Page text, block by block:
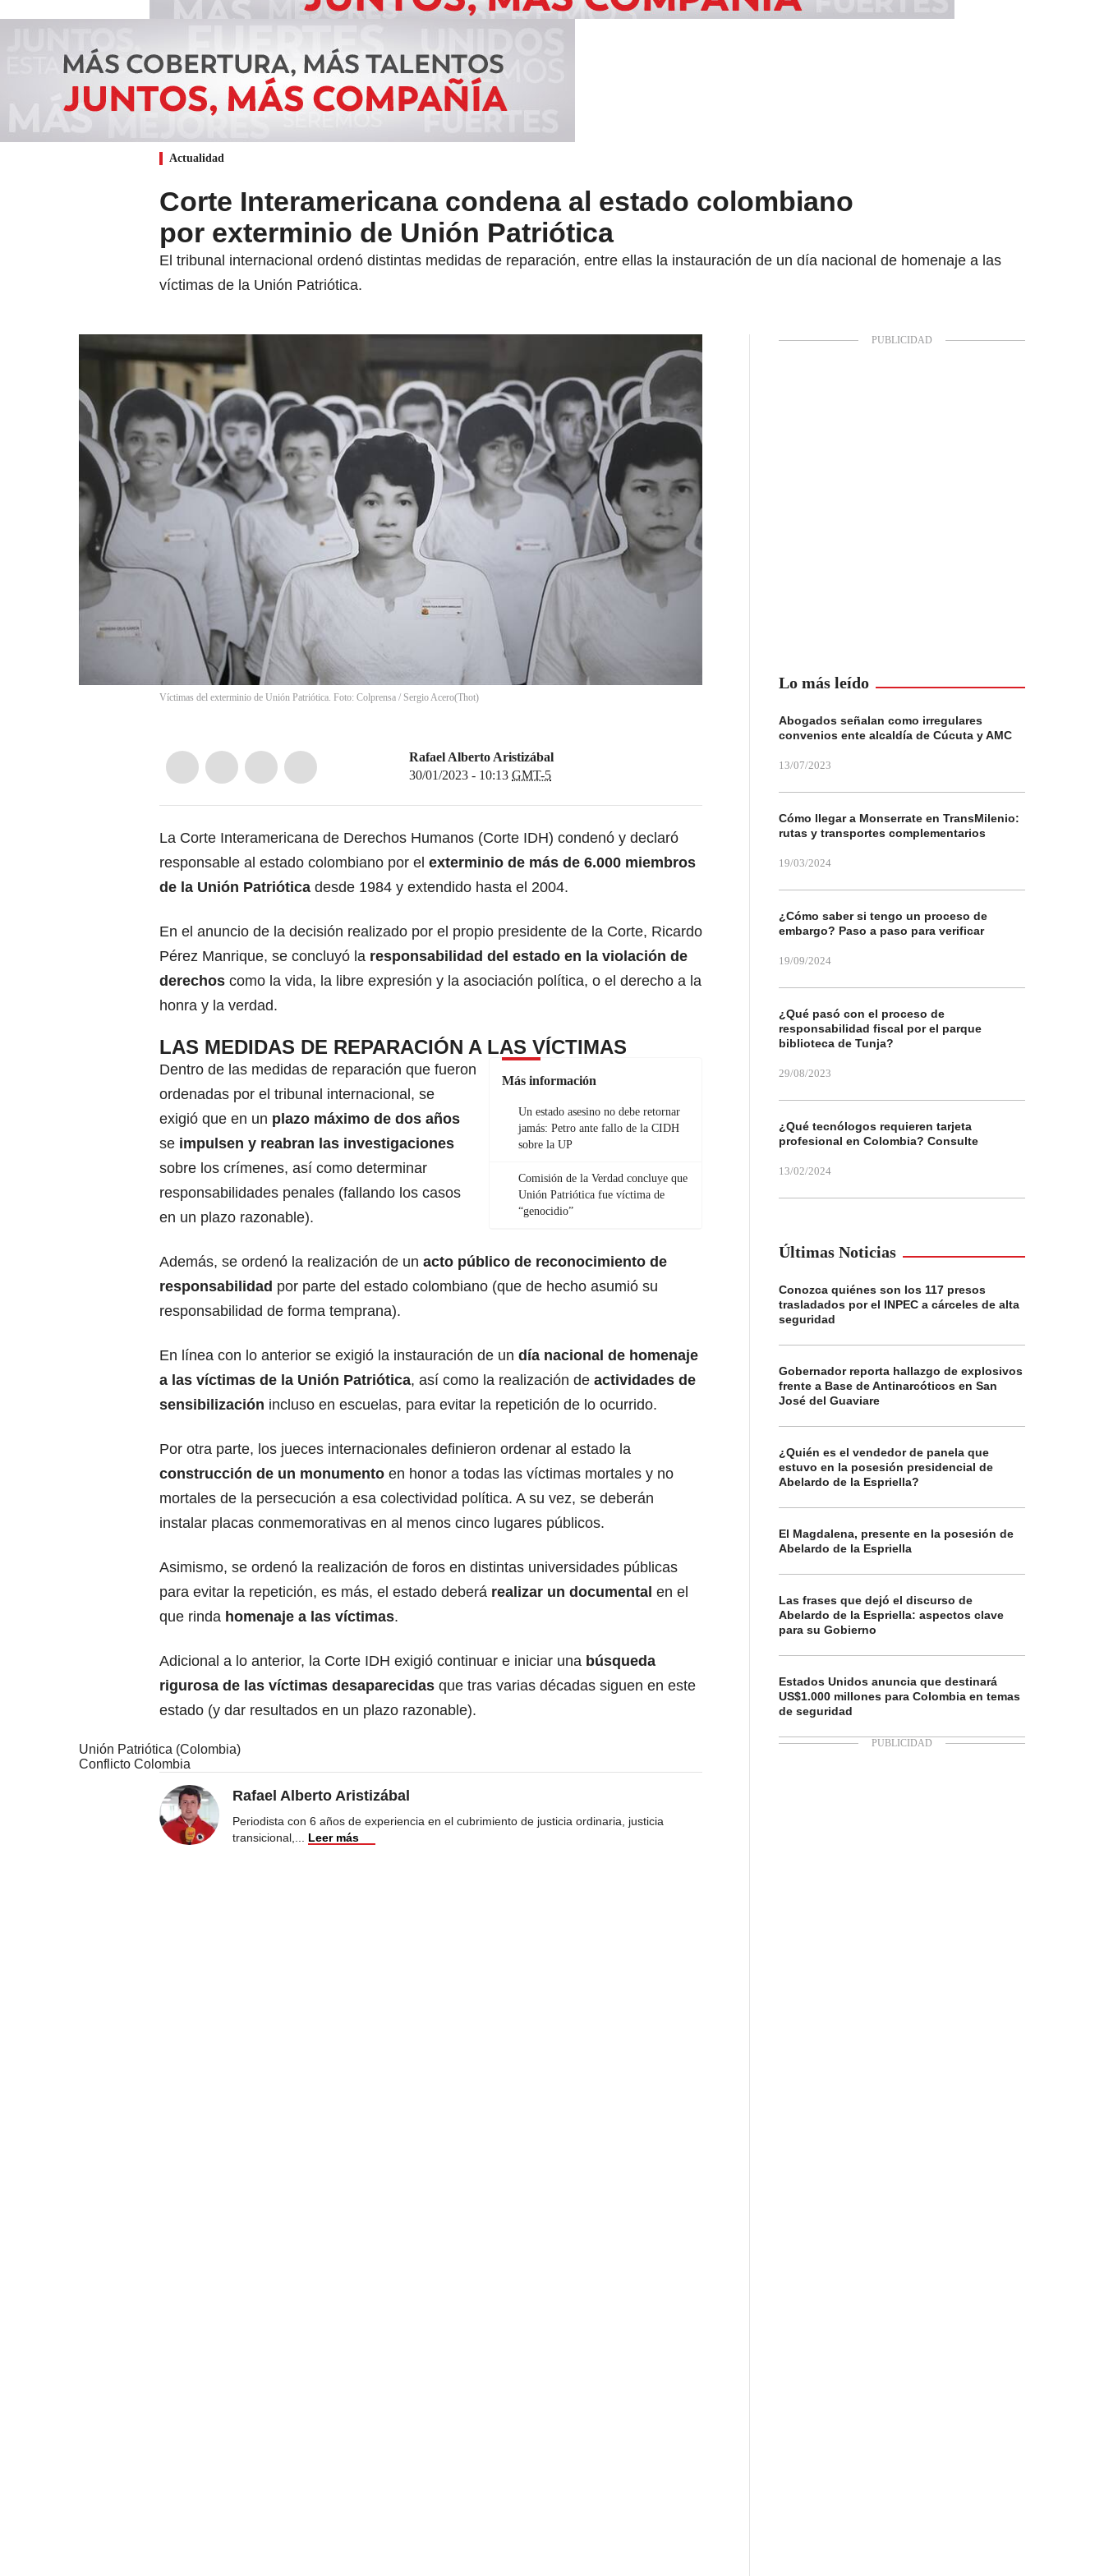
Actualidad
Corte Interamericana condena al estado colombiano
por exterminio de Unión Patriótica
El tribunal internacional ordenó distintas medidas de reparación, entre ellas la instauración de un día nacional de homenaje a las
víctimas de la Unión Patriótica.
Víctimas del exterminio de Unión Patriótica. Foto: Colprensa / Sergio Acero(Thot)
Rafael Alberto Aristizábal
30/01/2023 - 10:13 GMT-5
La Corte Interamericana de Derechos Humanos (Corte IDH) condenó y declaró
responsable al estado colombiano por el exterminio de más de 6.000 miembros
de la Unión Patriótica desde 1984 y extendido hasta el 2004.
En el anuncio de la decisión realizado por el propio presidente de la Corte, Ricardo
Pérez Manrique, se concluyó la responsabilidad del estado en la violación de
derechos como la vida, la libre expresión y la asociación política, o el derecho a la
honra y la verdad.
LAS MEDIDAS DE REPARACIÓN A LAS VÍCTIMAS
Más información
Un estado asesino no debe retornar
jamás: Petro ante fallo de la CIDH
sobre la UP
Comisión de la Verdad concluye que
Unión Patriótica fue víctima de
“genocidio”
Dentro de las medidas de reparación que fueron
ordenadas por el tribunal internacional, se
exigió que en un plazo máximo de dos años
se impulsen y reabran las investigaciones
sobre los crímenes, así como determinar
responsabilidades penales (fallando los casos
en un plazo razonable).
Además, se ordenó la realización de un acto público de reconocimiento de
responsabilidad por parte del estado colombiano (que de hecho asumió su
responsabilidad de forma temprana).
En línea con lo anterior se exigió la instauración de un día nacional de homenaje
a las víctimas de la Unión Patriótica, así como la realización de actividades de
sensibilización incluso en escuelas, para evitar la repetición de lo ocurrido.
Por otra parte, los jueces internacionales definieron ordenar al estado la
construcción de un monumento en honor a todas las víctimas mortales y no
mortales de la persecución a esa colectividad política. A su vez, se deberán
instalar placas conmemorativas en al menos cinco lugares públicos.
Asimismo, se ordenó la realización de foros en distintas universidades públicas
para evitar la repetición, es más, el estado deberá realizar un documental en el
que rinda homenaje a las víctimas.
Adicional a lo anterior, la Corte IDH exigió continuar e iniciar una búsqueda
rigurosa de las víctimas desaparecidas que tras varias décadas siguen en este
estado (y dar resultados en un plazo razonable).
Unión Patriótica (Colombia)
Conflicto Colombia
Rafael Alberto Aristizábal
Periodista con 6 años de experiencia en el cubrimiento de justicia ordinaria, justicia
transicional,
Leer más
Lo más leído
Abogados señalan como irregulares
convenios ente alcaldía de Cúcuta y AMC
13/07/2023
Cómo llegar a Monserrate en TransMilenio:
rutas y transportes complementarios
19/03/2024
¿Cómo saber si tengo un proceso de
embargo? Paso a paso para verificar
19/09/2024
¿Qué pasó con el proceso de
responsabilidad fiscal por el parque
biblioteca de Tunja?
29/08/2023
¿Qué tecnólogos requieren tarjeta
profesional en Colombia? Consulte
13/02/2024
Últimas Noticias
Conozca quiénes son los 117 presos
trasladados por el INPEC a cárceles de alta
seguridad
Gobernador reporta hallazgo de explosivos
frente a Base de Antinarcóticos en San
José del Guaviare
¿Quién es el vendedor de panela que
estuvo en la posesión presidencial de
Abelardo de la Espriella?
El Magdalena, presente en la posesión de
Abelardo de la Espriella
Las frases que dejó el discurso de
Abelardo de la Espriella: aspectos clave
para su Gobierno
Estados Unidos anuncia que destinará
US$1.000 millones para Colombia en temas
de seguridad